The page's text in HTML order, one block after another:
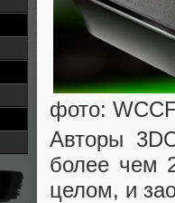
фото:
Авторы
более чем
целом, и